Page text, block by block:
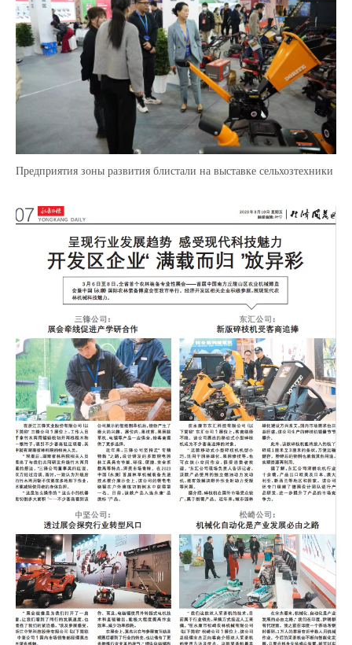
Предприятия зоны развития блистали на выставке сельхозтехники